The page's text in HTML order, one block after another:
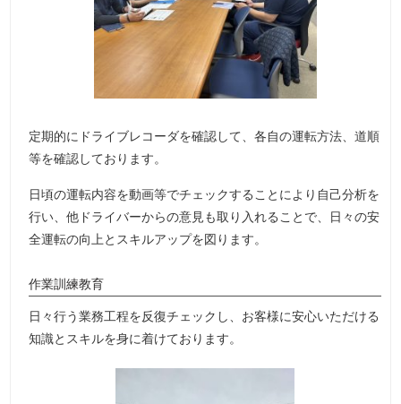
定期的にドライブレコーダを確認して、各自の運転方法、道順
等を確認しております。
日頃の運転内容を動画等でチェックすることにより自己分析を
行い、他ドライバーからの意見も取り入れることで、日々の安
全運転の向上とスキルアップを図ります。
作業訓練教育
日々行う業務工程を反復チェックし、お客様に安心いただける
知識とスキルを身に着けております。